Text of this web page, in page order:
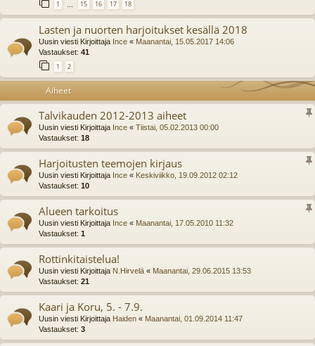
1 15 16 17 18
Lasten ja nuorten harjoitukset kesällä 2018
Uusin viesti Kirjoittaja Ince « Maanantai, 15.05.2017 14:06
Vastaukset: 41
1 2
Aiheet
Talvikauden 2012-2013 aiheet
Uusin viesti Kirjoittaja Ince « Tiistai, 05.02.2013 00:00
Vastaukset: 18
Harjoitusten teemojen kirjaus
Uusin viesti Kirjoittaja Ince « Keskiviikko, 19.09.2012 02:12
Vastaukset: 10
Alueen tarkoitus
Uusin viesti Kirjoittaja Ince « Maanantai, 17.05.2010 11:32
Vastaukset: 1
Rottinkitaistelua!
Uusin viesti Kirjoittaja N.Hirvelä « Maanantai, 29.06.2015 13:53
Vastaukset: 21
Kaari ja Koru, 5. - 7.9.
Uusin viesti Kirjoittaja Haiden « Maanantai, 01.09.2014 11:47
Vastaukset: 3